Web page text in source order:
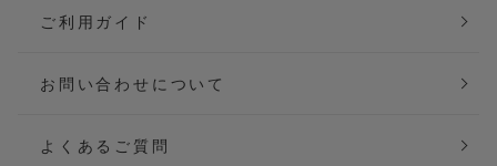
ご利用ガイド
お問い合わせについて
よくあるご質問